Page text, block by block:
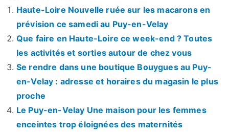
Haute-Loire Nouvelle ruée sur les macarons en
prévision ce samedi au Puy-en-Velay
Que faire en Haute-Loire ce week-end ? Toutes
les activités et sorties autour de chez vous
Se rendre dans une boutique Bouygues au Puy-
en-Velay : adresse et horaires du magasin le plus
proche
Le Puy-en-Velay Une maison pour les femmes
enceintes trop éloignées des maternités